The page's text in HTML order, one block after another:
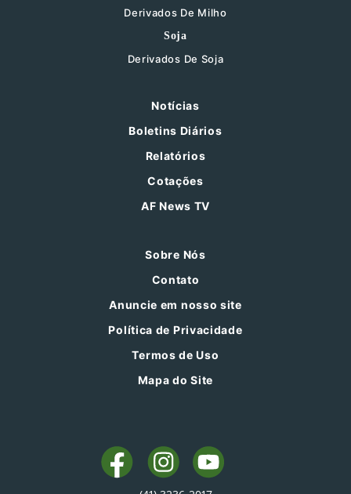
Derivados De Milho
Soja
Derivados De Soja
Notícias
Boletins Diários
Relatórios
Cotações
AF News TV
Sobre Nós
Contato
Anuncie em nosso site
Política de Privacidade
Termos de Uso
Mapa do Site